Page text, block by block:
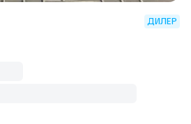
ДИЛЕР